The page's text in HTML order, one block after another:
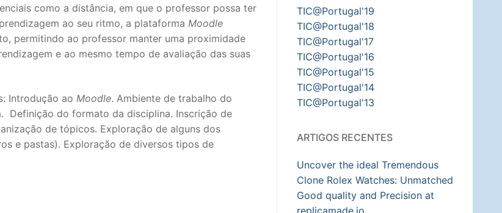
como a distância, em que o professor possa ter
ao seu ritmo, a plataforma Moodle
permitindo ao professor manter uma proximidade
e ao mesmo tempo de avaliação das suas
Introdução ao Moodle. Ambiente de trabalho do
Definição do formato da disciplina. Inscrição de
de tópicos. Exploração de alguns dos
e pastas). Exploração de diversos tipos de
TIC@Portugal'19
TIC@Portugal'18
TIC@Portugal'17
TIC@Portugal'16
TIC@Portugal'15
TIC@Portugal'14
TIC@Portugal'13
ARTIGOS RECENTES
Uncover the ideal Tremendous
Clone Rolex Watches: Unmatched
Good quality and Precision at